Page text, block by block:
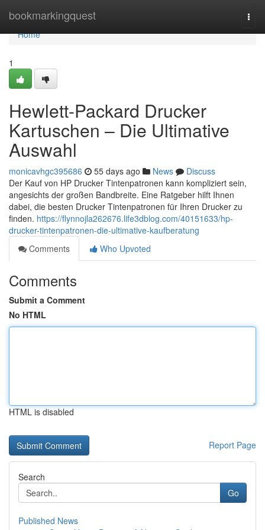
bookmarkingquest
Home
Home
1
Hewlett-Packard Drucker
Kartuschen – Die Ultimative
Auswahl
monicavhgc395686 55 days ago News
Discuss
Der Kauf von HP Drucker Tintenpatronen kann kompliziert sein,
angesichts der großen Bandbreite. Eine Ratgeber hilft Ihnen
dabei, die besten Drucker Tintenpatronen für Ihren Drucker zu
finden. https://flynnojla262676.life3dblog.com/40151633/hp-
drucker-tintenpatronen-die-ultimative-kaufberatung
Comments
Who Upvoted
Comments
Submit a Comment
No HTML
HTML is disabled
Report Page
Search
Go
Published News